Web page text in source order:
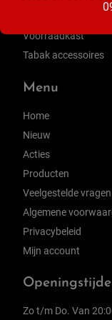
Voorraadkast
Tabak accessoires
Menu
Home
Nieuw
Acties
Producten
Veelgestelde vragen
Algemene
Privacybeleid
Mijn account
Zo t/m Do. Van